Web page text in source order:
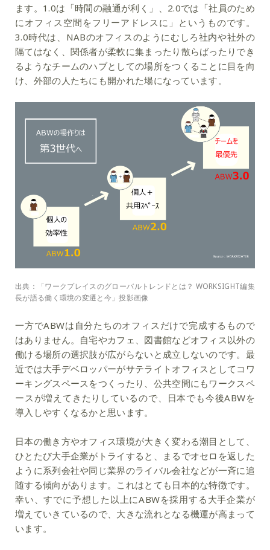
ます。1.0は「時間の融通が利く」、2.0では「社員のため
にオフィス空間をフリーアドレスに」というものです。
3.0時代は、NABのオフィスのようにむしろ社内や社外の
隔てはなく、関係者が柔軟に集まったり散らばったりでき
るようなチームのハブとしての場所をつくることに目を向
け、外部の人たちにも開かれた場になっています。
出典：「ワークプレイスのグローバルトレンドとは？ WORKSIGHT編集
長が語る働く環境の変遷と今」投影画像
一方でABWは自分たちのオフィスだけで完成するもので
はありません。自宅やカフェ、図書館などオフィス以外の
働ける場所の選択肢が広がらないと成立しないのです。最
近では大手デベロッパーがサテライトオフィスとしてコワ
ーキングスペースをつくったり、公共空間にもワークスペ
ースが増えてきたりしているので、日本でも今後ABWを
導入しやすくなるかと思います。
日本の働き方やオフィス環境が大きく変わる潮目として、
ひとたび大手企業がトライすると、まるでオセロを返した
ように系列会社や同じ業界のライバル会社などが一斉に追
随する傾向があります。これはとても日本的な特徴です。
幸い、すでに予想した以上にABWを採用する大手企業が
増えていきているので、大きな流れとなる機運が高まって
います。